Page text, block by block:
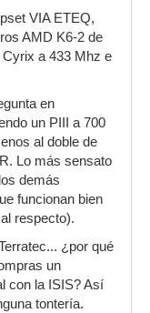
VIA ETEQ,
AMD K6-2 de
a 433 Mhz e
en
un PIII a 700
al doble de
Lo más sensato
demás
funcionan bien
respecto).
¿por qué
un
con la ISIS? Así
tontería.